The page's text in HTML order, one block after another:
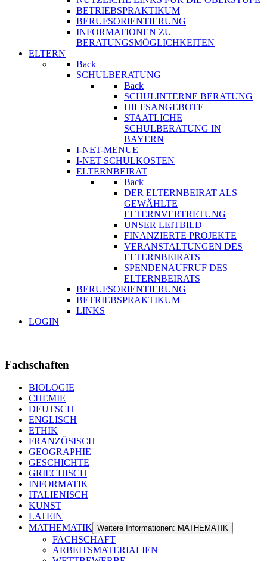
BETRIEBSPRAKTIKUM
BERUFSORIENTIERUNG
INFORMATIONEN ZU
BERATUNGSMÖGLICHKEITEN
ELTERN
Back
SCHULBERATUNG
Back
SCHULINTERNE BERATUNG
HILFSANGEBOTE
STAATLICHE
SCHULBERATUNG IN
BAYERN
I-NET-MENUE
I-NET SCHULKOSTEN
ELTERNBEIRAT
Back
DER ELTERNBEIRAT ALS
GEWÄHLTE
ELTERNVERTRETUNG
UNSER LEITBILD
FINANZIERTE PROJEKTE
VERANSTALTUNGEN DES
ELTERNBEIRATS
SPENDENAUFRUF DES
ELTERNBEIRATS
BERUFSORIENTIERUNG
BETRIEBSPRAKTIKUM
LINKS
LOGIN
Fachschaften
BIOLOGIE
CHEMIE
DEUTSCH
ENGLISCH
ETHIK
FRANZÖSISCH
GEOGRAPHIE
GESCHICHTE
GRIECHISCH
INFORMATIK
ITALIENISCH
KUNST
LATEIN
MATHEMATIK Weitere Informationen: MATHEMATIK
FACHSCHAFT
ARBEITSMATERIALIEN